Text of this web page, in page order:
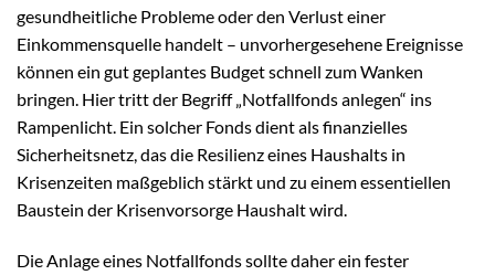
gesundheitliche Probleme oder den Verlust einer
Einkommensquelle handelt – unvorhergesehene Ereignisse
können ein gut geplantes Budget schnell zum Wanken
bringen. Hier tritt der Begriff „Notfallfonds anlegen“ ins
Rampenlicht. Ein solcher Fonds dient als finanzielles
Sicherheitsnetz, das die Resilienz eines Haushalts in
Krisenzeiten maßgeblich stärkt und zu einem essentiellen
Baustein der Krisenvorsorge Haushalt wird.
Die Anlage eines Notfallfonds sollte daher ein fester